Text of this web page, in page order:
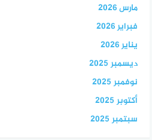
مارس 2026
فبراير 2026
يناير 2026
ديسمبر 2025
نوفمبر 2025
أكتوبر 2025
سبتمبر 2025